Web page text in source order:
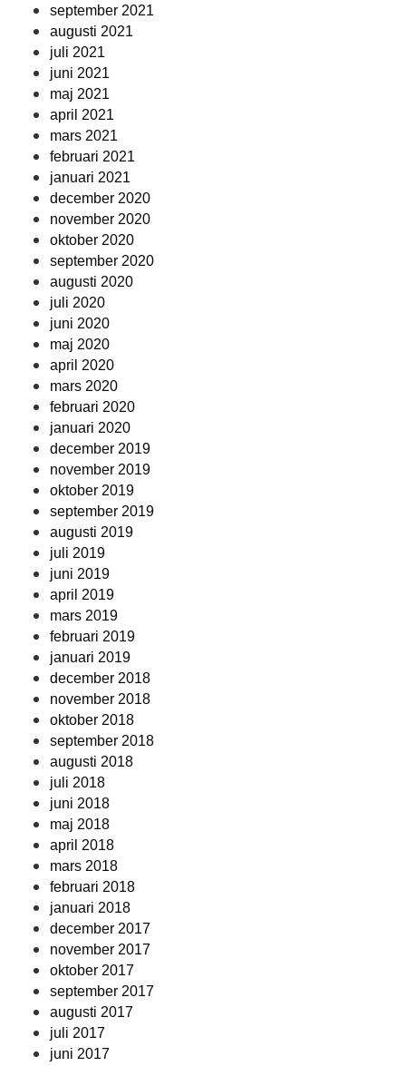
september 2021
augusti 2021
juli 2021
juni 2021
maj 2021
april 2021
mars 2021
februari 2021
januari 2021
december 2020
november 2020
oktober 2020
september 2020
augusti 2020
juli 2020
juni 2020
maj 2020
april 2020
mars 2020
februari 2020
januari 2020
december 2019
november 2019
oktober 2019
september 2019
augusti 2019
juli 2019
juni 2019
april 2019
mars 2019
februari 2019
januari 2019
december 2018
november 2018
oktober 2018
september 2018
augusti 2018
juli 2018
juni 2018
maj 2018
april 2018
mars 2018
februari 2018
januari 2018
december 2017
november 2017
oktober 2017
september 2017
augusti 2017
juli 2017
juni 2017